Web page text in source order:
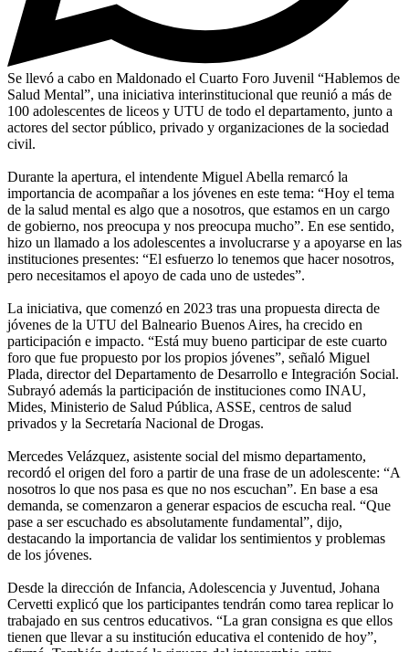
Se llevó a cabo en Maldonado el Cuarto Foro Juvenil “Hablemos de
Salud Mental”, una iniciativa interinstitucional que reunió a más de
100 adolescentes de liceos y UTU de todo el departamento, junto a
actores del sector público, privado y organizaciones de la sociedad
civil.
Durante la apertura, el intendente Miguel Abella remarcó la
importancia de acompañar a los jóvenes en este tema: “Hoy el tema
de la salud mental es algo que a nosotros, que estamos en un cargo
de gobierno, nos preocupa y nos preocupa mucho”. En ese sentido,
hizo un llamado a los adolescentes a involucrarse y a apoyarse en las
instituciones presentes: “El esfuerzo lo tenemos que hacer nosotros,
pero necesitamos el apoyo de cada uno de ustedes”.
La iniciativa, que comenzó en 2023 tras una propuesta directa de
jóvenes de la UTU del Balneario Buenos Aires, ha crecido en
participación e impacto. “Está muy bueno participar de este cuarto
foro que fue propuesto por los propios jóvenes”, señaló Miguel
Plada, director del Departamento de Desarrollo e Integración Social.
Subrayó además la participación de instituciones como INAU,
Mides, Ministerio de Salud Pública, ASSE, centros de salud
privados y la Secretaría Nacional de Drogas.
Mercedes Velázquez, asistente social del mismo departamento,
recordó el origen del foro a partir de una frase de un adolescente: “A
nosotros lo que nos pasa es que no nos escuchan”. En base a esa
demanda, se comenzaron a generar espacios de escucha real. “Que
pase a ser escuchado es absolutamente fundamental”, dijo,
destacando la importancia de validar los sentimientos y problemas
de los jóvenes.
Desde la dirección de Infancia, Adolescencia y Juventud, Johana
Cervetti explicó que los participantes tendrán como tarea replicar lo
trabajado en sus centros educativos. “La gran consigna es que ellos
tienen que llevar a su institución educativa el contenido de hoy”,